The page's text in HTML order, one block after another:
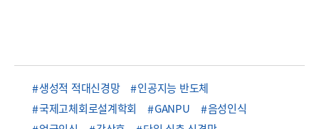
생성적 적대신경망
인공지능 반도체
국제고체회로설계학회
GANPU
음성인식